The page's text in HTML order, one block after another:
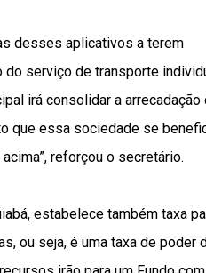
desses aplicativos a terem
do serviço de transporte
irá consolidar a
que essa sociedade se
reforçou o secretário.
estabelece também taxa
ou seja, é uma taxa de poder